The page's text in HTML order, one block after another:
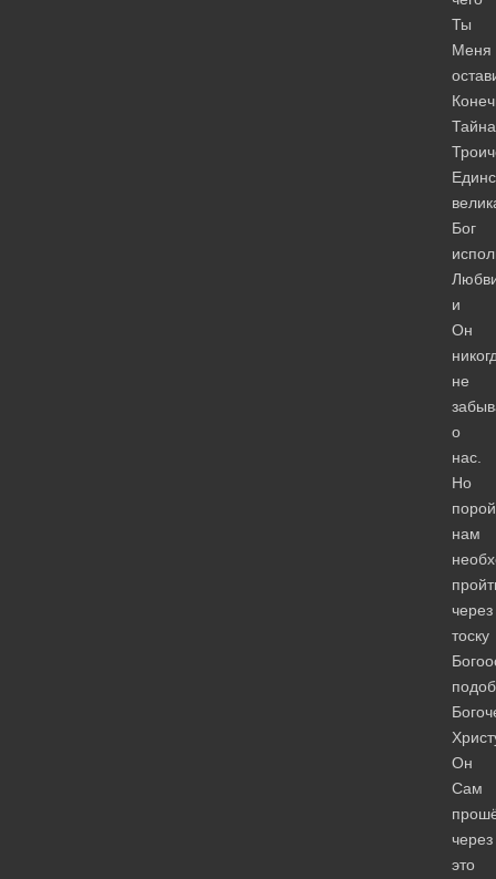
Ты
Меня
Тайна
Бог
и
Он
не
о
нас.
Но
порой
нам
через
тоску
Он
Сам
через
это